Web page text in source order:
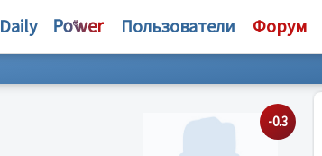
Daily Пользователи Форум
-0.3